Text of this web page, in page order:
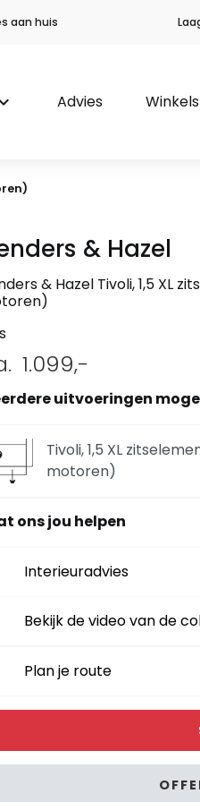
aan huis
Advies Winkels
& Hazel
& Hazel Tivoli, 1,5 XL
1.099,-
uitvoeringen
Tivoli, 1,5 XL
motoren)
Tivoli, hoekbank
Tivoli, hoekbank links
Tivoli, hoekbank
ons jou helpen
Interieuradvies
Bekijk de video van de
Plan je route